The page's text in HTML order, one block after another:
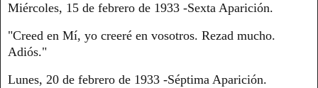
Miércoles, 15 de febrero de 1933 -Sexta Aparición.
"Creed en Mí, yo creeré en vosotros. Rezad mucho.
Adiós."
Lunes, 20 de febrero de 1933 -Séptima Aparición.